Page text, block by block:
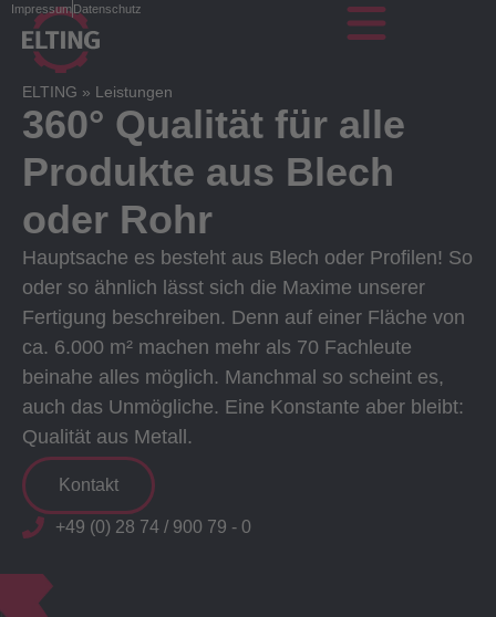
ImpressumDatenschutz
ELTING » Leistungen
360° Qualität für alle
Produkte aus Blech
oder Rohr
Hauptsache es besteht aus Blech oder Profilen! So
oder so ähnlich lässt sich die Maxime unserer
Fertigung beschreiben. Denn auf einer Fläche von
ca. 6.000 m² machen mehr als 70 Fachleute
beinahe alles möglich. Manchmal so scheint es,
auch das Unmögliche. Eine Konstante aber bleibt:
Qualität aus Metall.
Kontakt
+49 (0) 28 74 / 900 79 - 0